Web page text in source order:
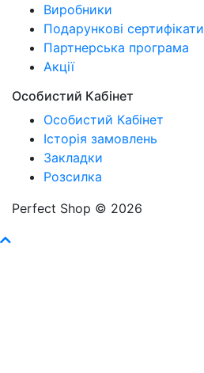
Виробники
Подарункові сертифікати
Партнерська програма
Акції
Особистий Кабінет
Особистий Кабінет
Історія замовлень
Закладки
Розсилка
Perfect Shop © 2026